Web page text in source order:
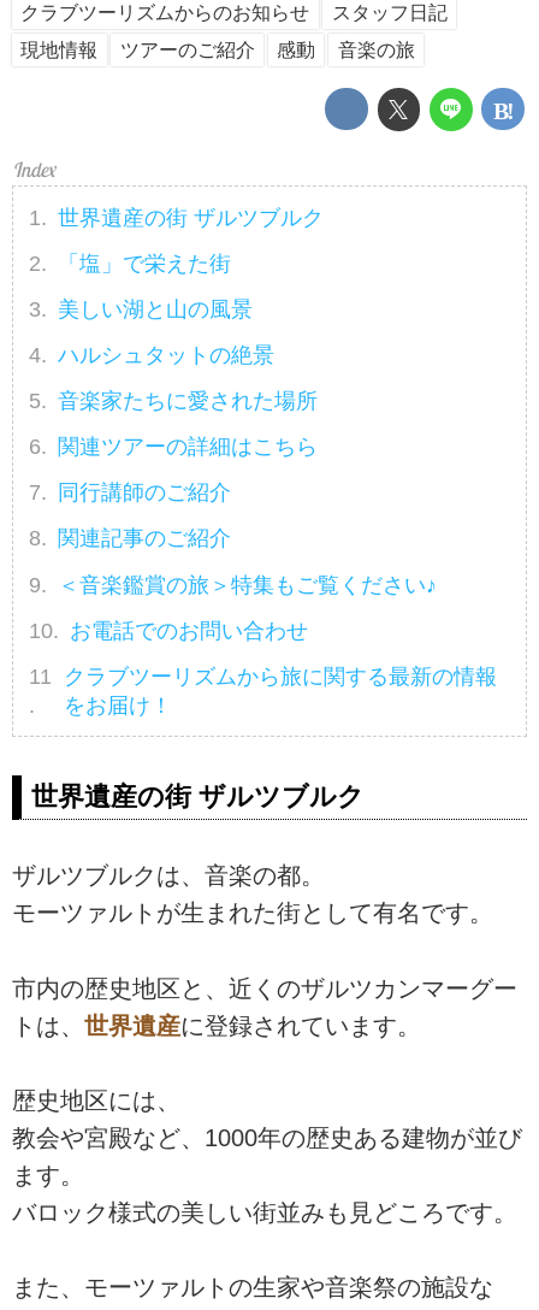
クラブツーリズムからのお知らせ
スタッフ日記
現地情報
ツアーのご紹介 感動 音楽の旅
世界遺産の街 ザルツブルク
「塩」で栄えた街
美しい湖と山の風景
ハルシュタットの絶景
音楽家たちに愛された場所
関連ツアーの詳細はこちら
同行講師のご紹介
関連記事のご紹介
＜音楽鑑賞の旅＞特集もご覧ください♪
お電話でのお問い合わせ
クラブツーリズムから旅に関する最新の情報
をお届け！
世界遺産の街 ザルツブルク
ザルツブルクは、音楽の都。
モーツァルトが生まれた街として有名です。
市内の歴史地区と、近くのザルツカンマーグー
トは、 世界遺産に登録されています。
歴史地区には、
教会や宮殿など、1000年の歴史ある建物が並び
ます。
バロック様式の美しい街並みも見どころです。
また、モーツァルトの生家や音楽祭の施設な